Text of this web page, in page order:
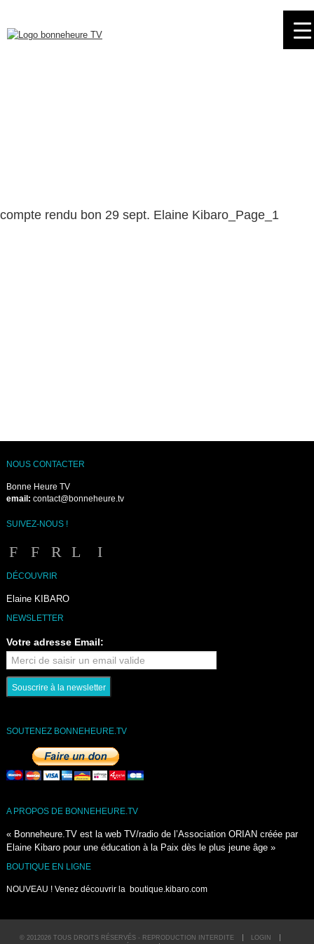
navigation
compte rendu bon 29 sept. Elaine Kibaro_Page_1
NOUS CONTACTER
Bonne Heure TV
email: contact@bonneheure.tv
SUIVEZ-NOUS !
DÉCOUVRIR
Elaine KIBARO
NEWSLETTER
Votre adresse Email:
SOUTENEZ BONNEHEURE.TV
A PROPOS DE BONNEHEURE.TV
« Bonneheure.TV est la web TV/radio de l’Association ORIAN créée par
Elaine Kibaro pour une éducation à la Paix dès le plus jeune âge »
BOUTIQUE EN LIGNE
NOUVEAU ! Venez découvrir la boutique.kibaro.com
© 2012026 TOUS DROITS RÉSERVÉS - REPRODUCTION INTERDITE
LOGIN